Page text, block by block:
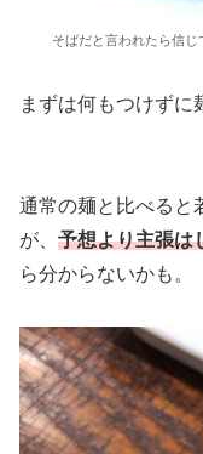
そばだと言われたら信
まずは何もつけずに
通常の麺と比べると
が、 予想より主張は
ら分からないかも。